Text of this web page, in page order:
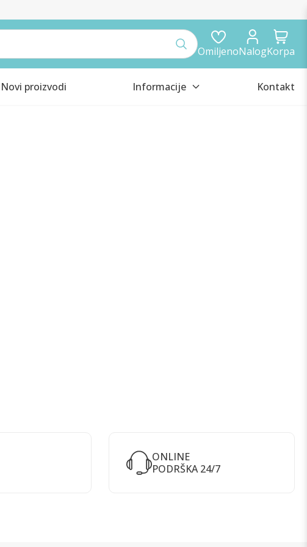
OmiljenoNalogKorpa
Novi proizvodi Informacije Kontakt
ONLINE
PODRŠKA 24/7